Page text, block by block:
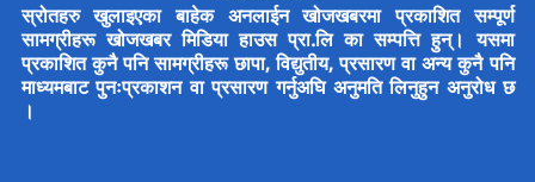
स्रोतहरु खुलाइएका बाहेक अनलाईन खोजखबरमा प्रकाशित सम्पूर्ण
सामग्रीहरू खोजखबर मिडिया हाउस प्रा.लि का सम्पत्ति हुन्। यसमा
प्रकाशित कुनै पनि सामग्रीहरू छापा, विद्युतीय, प्रसारण वा अन्य कुनै पनि
माध्यमबाट पुनःप्रकाशन वा प्रसारण गर्नुअघि अनुमति लिनुहुन अनुरोध छ
।